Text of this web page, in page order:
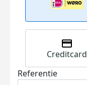
Creditcard
Referentie